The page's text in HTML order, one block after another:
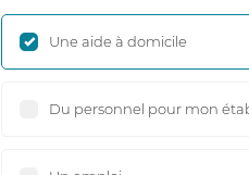
Une aide à domicile
Du personnel pour mon